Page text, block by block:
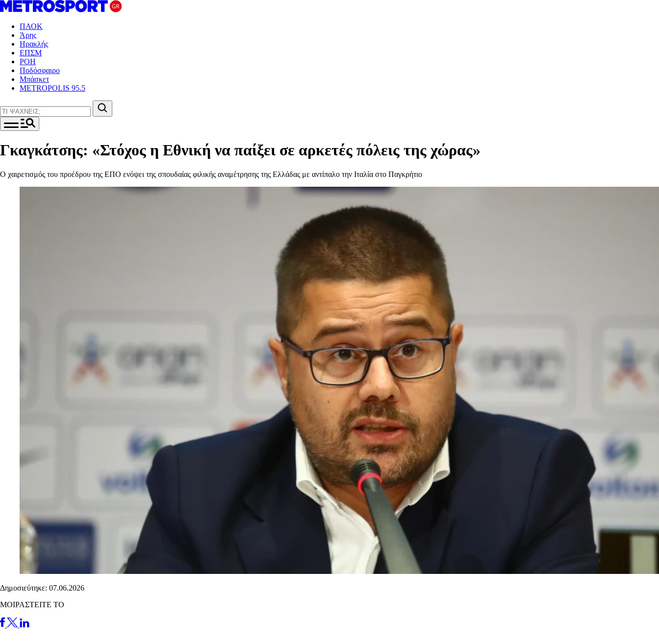
ΠΑΟΚ
Άρης
Ηρακλής
ΕΠΣΜ
ΡΟΗ
Ποδόσφαιρο
Μπάσκετ
METROPOLIS 95.5
Γκαγκάτσης: «Στόχος η Εθνική να παίξει σε αρκετές πόλεις της χώρας»
Ο χαιρετισμός του προέδρου της ΕΠΟ ενόψει της σπουδαίας φιλικής αναμέτρησης της Ελλάδας με αντίπαλο την Ιταλία στο Παγκρήτιο
Δημοσιεύτηκε: 07.06.2026
ΜΟΙΡΑΣΤΕΙΤΕ ΤΟ